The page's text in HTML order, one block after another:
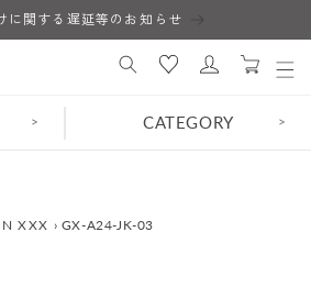
に関する遅延等のお知らせ
ロ
イ
カ
ー
> CATEGORY >
XXX › GX-A24-JK-03